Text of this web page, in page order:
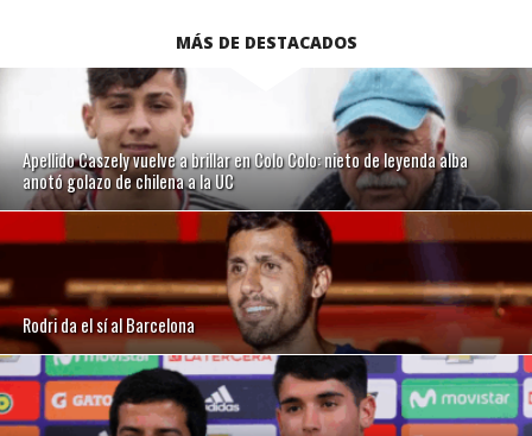
MÁS DE DESTACADOS
Apellido Caszely vuelve a brillar en Colo Colo: nieto de leyenda alba
anotó golazo de chilena a la UC
Rodri da el sí al Barcelona